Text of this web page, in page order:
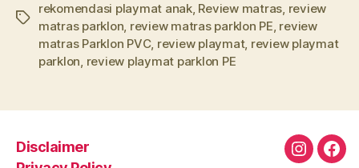
Tags
rekomendasi playmat anak, Review matras, review
matras parklon, review matras parklon PE, review
matras Parklon PVC, review playmat, review playmat
parklon, review playmat parklon PE
Disclaimer